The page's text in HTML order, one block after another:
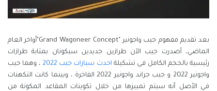
بعد تقديم مفهوم جيب واجونير "Grand Wagoneer Concept"أواخر العام
الماضي، أصدرت جيب الآن طرازين جديدين سيكونان بمثابة طرازات
رئيسية بالحجم الكامل في تشكيلة احدث سيارات جيب 2022
، وهما جيب
واجونير 2022 و جيب جراند واجونير 2022 الفاخرة ، وبينما كانت التكهنات
في الأصل أنه سيتم تمييزها من خلال تكوينات المقاعد المكونة من